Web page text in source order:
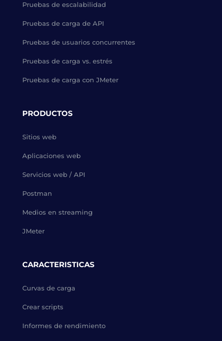
Pruebas de escalabilidad
Pruebas de carga de API
Pruebas de usuarios concurrentes
Pruebas de carga vs. estrés
Pruebas de carga con JMeter
PRODUCTOS
Sitios web
Aplicaciones web
Servicios web / API
Postman
Medios en streaming
JMeter
CARACTERISTICAS
Curvas de carga
Crear scripts
Informes de rendimiento